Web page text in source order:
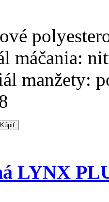
máčania:
manžety:
Kúpiť
LYNX